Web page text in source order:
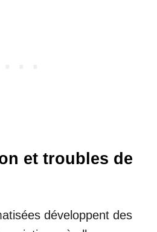
et troubles de
développent des